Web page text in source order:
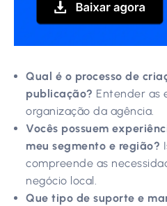
Qual é o processo de
publicação? Entender as
organização da agência.
Vocês possuem
meu segmento e região?
compreende as
negócio local.
Que tipo de suporte e